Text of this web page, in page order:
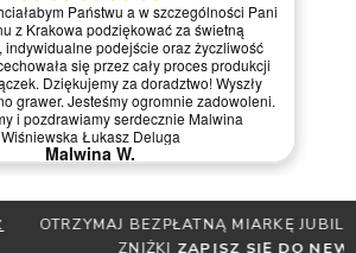
Państwu a w szczególności Pani
z Krakowa podziękować za świetną
indywidualne podejście oraz życzliwość
się przez cały proces produkcji
Dziękujemy za doradztwo! Wyszły
grawer. Jesteśmy ogromnie zadowoleni.
i pozdrawiamy serdecznie Malwina
Wiśniewska Łukasz Deluga
Malwina W.
MIARKĘ JUBILERSKĄ ORAZ DO 30%
SIĘ DO NEWSLETTERA